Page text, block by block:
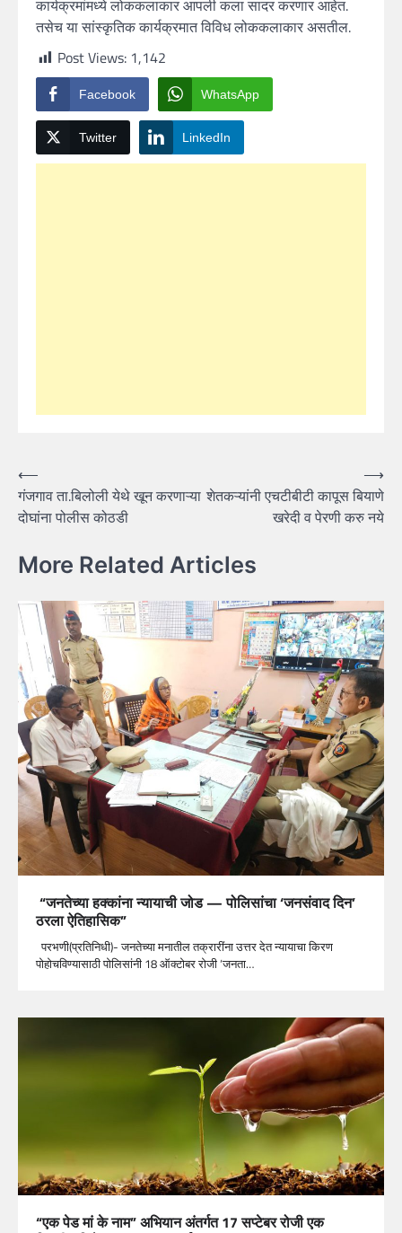
कार्यक्रमांमध्ये लोककलाकार आपली कला सादर करणार आहेत.
तसेच या सांस्कृतिक कार्यक्रमात विविध लोककलाकार असतील.
Post Views: 1,142
Facebook WhatsApp
Twitter LinkedIn
Post
navigation
⟵
गंजगाव ता.बिलोली येथे खून करणाऱ्या
दोघांना पोलीस कोठडी
शेतकऱ्यांनी एचटीबीटी कापूस बियाणे
खरेदी व पेरणी करु नये
⟶
More Related Articles
“जनतेच्या हक्कांना न्यायाची जोड — पोलिसांचा ‘जनसंवाद दिन’
ठरला ऐतिहासिक”
परभणी(प्रतिनिधी)- जनतेच्या मनातील तक्रारींना उत्तर देत न्यायाचा किरण
पोहोचविण्यासाठी पोलिसांनी 18 ऑक्टोबर रोजी ‘जनता…
“एक पेड मां के नाम” अभियान अंतर्गत 17 सप्टेबर रोजी एक